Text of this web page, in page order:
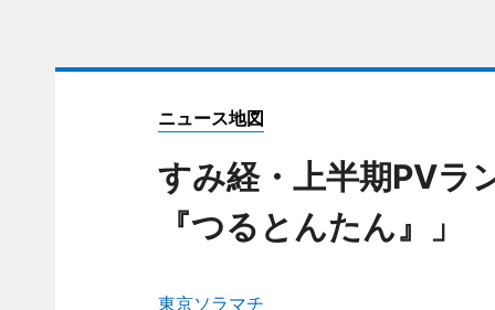
ニュース地図
すみ経・上半期PVラ
『つるとんたん』」
東京ソラマチ